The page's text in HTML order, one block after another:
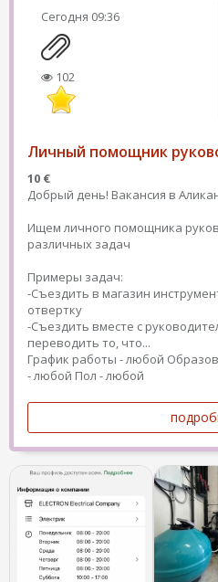
Сегодня 09:36
102
Личный помощник
10 €
Добрый день! Вакансия в
Ищем личного помощника
различных задач
Примеры задач:
-Съездить в магазин
отвертку
-Съездить вместе с
переводить то, что...
График работы - любой
- любой Пол - любой